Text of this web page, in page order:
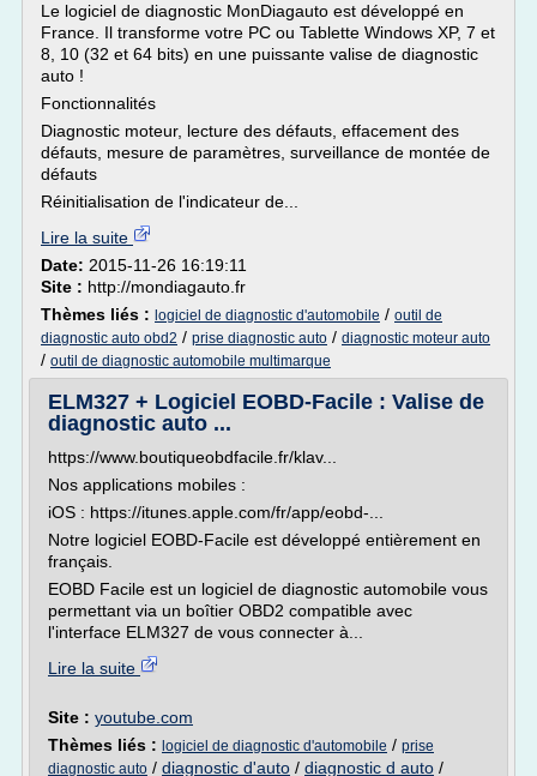
Le logiciel de diagnostic MonDiagauto est développé en
France. Il transforme votre PC ou Tablette Windows XP, 7 et
8, 10 (32 et 64 bits) en une puissante valise de diagnostic
auto !
Fonctionnalités
Diagnostic moteur, lecture des défauts, effacement des
défauts, mesure de paramètres, surveillance de montée de
défauts
Réinitialisation de l'indicateur de...
Lire la suite
Date: 2015-11-26 16:19:11
Site : http://mondiagauto.fr
Thèmes liés : logiciel de diagnostic d'automobile / outil de
diagnostic auto obd2 / prise diagnostic auto / diagnostic moteur auto
/ outil de diagnostic automobile multimarque
ELM327 + Logiciel EOBD-Facile : Valise de
diagnostic auto ...
https://www.boutiqueobdfacile.fr/klav...
Nos applications mobiles :
iOS : https://itunes.apple.com/fr/app/eobd-...
Notre logiciel EOBD-Facile est développé entièrement en
français.
EOBD Facile est un logiciel de diagnostic automobile vous
permettant via un boîtier OBD2 compatible avec
l'interface ELM327 de vous connecter à...
Lire la suite
Site : youtube.com
Thèmes liés : logiciel de diagnostic d'automobile / prise
diagnostic auto / diagnostic d'auto / diagnostic d auto /